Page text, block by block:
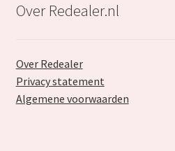
Over Redealer.nl
Over Redealer
Privacy statement
Algemene voorwaarden